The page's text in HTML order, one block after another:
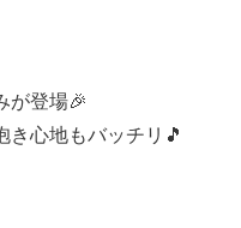
が登場🎉
心地もバッチリ🎵